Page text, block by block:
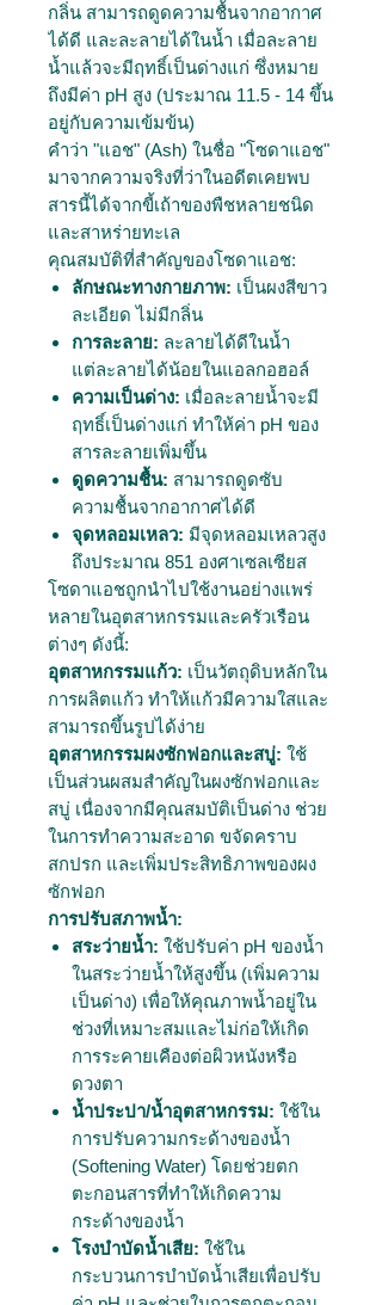
กลิ่น สามารถดูดความชื้นจากอากาศ
ได้ดี และละลายได้ในน้ำ เมื่อละลาย
น้ำแล้วจะมีฤทธิ์เป็นด่างแก่ ซึ่งหมาย
ถึงมีค่า pH สูง (ประมาณ 11.5 - 14 ขึ้น
อยู่กับความเข้มข้น)
คำว่า "แอช" (Ash) ในชื่อ "โซดาแอช"
มาจากความจริงที่ว่าในอดีตเคยพบ
สารนี้ได้จากขี้เถ้าของพืชหลายชนิด
และสาหร่ายทะเล
คุณสมบัติที่สำคัญของโซดาแอช:
ลักษณะทางกายภาพ: เป็นผงสีขาว
ละเอียด ไม่มีกลิ่น
การละลาย: ละลายได้ดีในน้ำ
แต่ละลายได้น้อยในแอลกอฮอล์
ความเป็นด่าง: เมื่อละลายน้ำจะมี
ฤทธิ์เป็นด่างแก่ ทำให้ค่า pH ของ
สารละลายเพิ่มขึ้น
ดูดความชื้น: สามารถดูดซับ
ความชื้นจากอากาศได้ดี
จุดหลอมเหลว: มีจุดหลอมเหลวสูง
ถึงประมาณ 851 องศาเซลเซียส
โซดาแอชถูกนำไปใช้งานอย่างแพร่
หลายในอุตสาหกรรมและครัวเรือน
ต่างๆ ดังนี้:
อุตสาหกรรมแก้ว: เป็นวัตถุดิบหลักใน
การผลิตแก้ว ทำให้แก้วมีความใสและ
สามารถขึ้นรูปได้ง่าย
อุตสาหกรรมผงซักฟอกและสบู่: ใช้
เป็นส่วนผสมสำคัญในผงซักฟอกและ
สบู่ เนื่องจากมีคุณสมบัติเป็นด่าง ช่วย
ในการทำความสะอาด ขจัดคราบ
สกปรก และเพิ่มประสิทธิภาพของผง
ซักฟอก
การปรับสภาพน้ำ:
สระว่ายน้ำ: ใช้ปรับค่า pH ของน้ำ
ในสระว่ายน้ำให้สูงขึ้น (เพิ่มความ
เป็นด่าง) เพื่อให้คุณภาพน้ำอยู่ใน
ช่วงที่เหมาะสมและไม่ก่อให้เกิด
การระคายเคืองต่อผิวหนังหรือ
ดวงตา
น้ำประปา/น้ำอุตสาหกรรม: ใช้ใน
การปรับความกระด้างของน้ำ
(Softening Water) โดยช่วยตก
ตะกอนสารที่ทำให้เกิดความ
กระด้างของน้ำ
โรงบำบัดน้ำเสีย: ใช้ใน
กระบวนการบำบัดน้ำเสียเพื่อปรับ